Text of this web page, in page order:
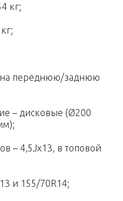
кг;
на переднюю/заднюю
– дисковые (Ø200
– 4,5Jx13, в топовой
и 155/70R14;